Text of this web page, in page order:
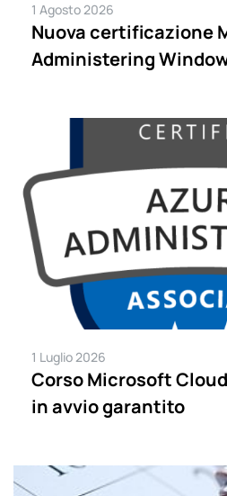
1 Agosto 2026
Nuova certificazione
Administering
1 Luglio 2026
Corso Microsoft
in avvio garantito